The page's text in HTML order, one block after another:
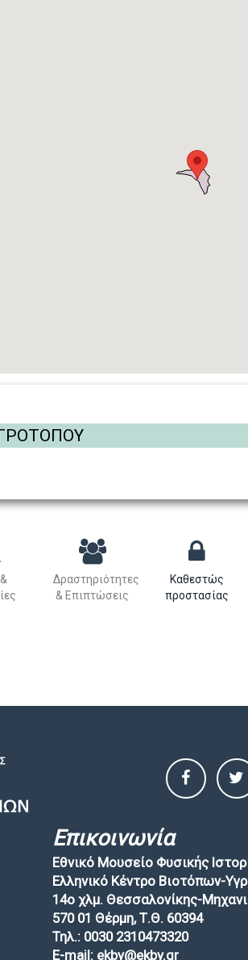
Δραστηριότητες
& Επιπτώσεις
Καθεστώς
προστασίας
Επικοινωνία
Εθνικό Μουσείο Φυσικής
Ελληνικό Κέντρο Βιοτόπων-
14ο χλμ. Θεσσαλονίκης-
570 01 Θέρμη, Τ.Θ. 60394
Τηλ.: 0030 2310473320
E-mail: ekby@ekby.gr